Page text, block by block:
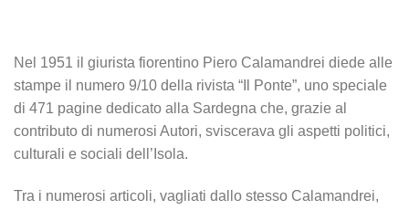
Nel 1951 il giurista fiorentino Piero Calamandrei diede alle
stampe il numero 9/10 della rivista “Il Ponte”, uno speciale
di 471 pagine dedicato alla Sardegna che, grazie al
contributo di numerosi Autori, sviscerava gli aspetti politici,
culturali e sociali dell’Isola.
Tra i numerosi articoli, vagliati dallo stesso Calamandrei,